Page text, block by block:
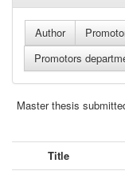
Master thesis
Title